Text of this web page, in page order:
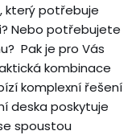
který potřebuje
Nebo potřebujete
Pak je pro Vás
kombinace
komplexní řešení
deska poskytuje
spoustou